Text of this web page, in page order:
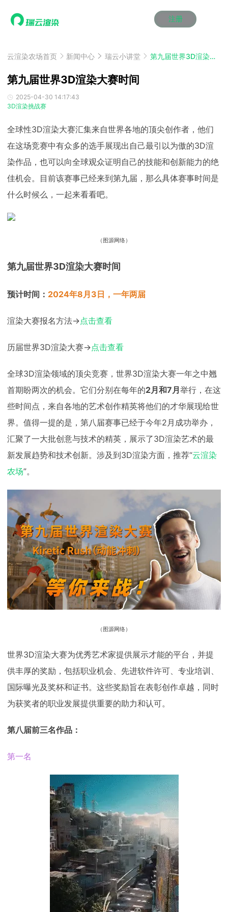
注册
效果图渲染
云制作
云渲染管理系统
瑞兔百宝箱
AI视频插帧
效果图渲染
云制作
云渲染管理系统
瑞兔百宝箱
AI视频插帧
效果图渲染
云制作
云渲染管理系统
瑞兔百宝箱
AI视频插帧
效果图渲染
云制作
云渲染管理系统
瑞兔百宝箱
AI视频插帧
效果图渲染
云制作
云渲染管理系统
瑞兔百宝箱
AI视频插帧
效果图渲染
云制作
云渲染管理系统
瑞兔百宝箱
AI视频插帧
解决方案
3ds Max云渲染方案
Cinema 4D云渲染方案
Blender 云渲染方案
Maya AI渲染方案
3ds Max云渲染方案
Cinema 4D云渲染方案
Blender 云渲染方案
Maya AI渲染方案
3ds Max云渲染方案
Cinema 4D云渲染方案
Blender 云渲染方案
Maya AI渲染方案
3ds Max云渲染方案
Cinema 4D云渲染方案
Blender 云渲染方案
Maya AI渲染方案
3ds Max云渲染方案
Cinema 4D云渲染方案
Blender 云渲染方案
Maya AI渲染方案
3ds Max云渲染方案
Cinema 4D云渲染方案
Blender 云渲染方案
Maya AI渲染方案
动画价格
效果图价格
云制作价格
动画价格
效果图价格
云制作价格
动画价格
效果图价格
云制作价格
动画价格
效果图价格
云制作价格
动画价格
效果图价格
云制作价格
动画价格
效果图价格
云制作价格
案例
资讯&赛事
新闻资讯
渲染大赛
新闻资讯
渲染大赛
新闻资讯
渲染大赛
新闻资讯
渲染大赛
新闻资讯
渲染大赛
新闻资讯
渲染大赛
特惠专区
云渲染优惠攻略
云渲染优惠攻略
云渲染优惠攻略
云渲染优惠攻略
云渲染优惠攻略
云渲染优惠攻略
效果图客户端
效果图客户端
效果图客户端
效果图客户端
效果图客户端
效果图客户端
帮助/教程
登录
云渲染农场首页 新闻中心 瑞云小讲堂 第九届世界3D渲染大赛时间
第九届世界3D渲染大赛时间
2025-04-30 14:17:43
3D渲染挑战赛
全球性3D渲染大赛汇集来自世界各地的顶尖创作者，他们
在这场竞赛中有众多的选手展现出自己最引以为傲的3D渲
染作品，也可以向全球观众证明自己的技能和创新能力的绝
佳机会。目前该赛事已经来到第九届，那么具体赛事时间是
什么时候么，一起来看看吧。
（图源网络）
第九届世界3D渲染大赛时间
预计时间： 2024年8月3日，一年两届
渲染大赛报名方法→点击查看
历届世界3D渲染大赛→点击查看
全球3D渲染领域的顶尖竞赛，世界3D渲染大赛一年之中翘
首期盼两次的机会。它们分别在每年的2月和7月 举行，在这
些时间点，来自各地的艺术创作精英将他们的才华展现给世
界。值得一提的是，第八届赛事已经于今年2月成功举办，
汇聚了一大批创意与技术的精英，展示了3D渲染艺术的最
新发展趋势和技术创新。涉及到3D渲染方面，推荐“云渲染
农场”。
（图源网络）
世界3D渲染大赛为优秀艺术家提供展示才能的平台，并提
供丰厚的奖励，包括职业机会、先进软件许可、专业培训、
国际曝光及奖杯和证书。这些奖励旨在表彰创作卓越，同时
为获奖者的职业发展提供重要的助力和认可。
第八届前三名作品：
第一名